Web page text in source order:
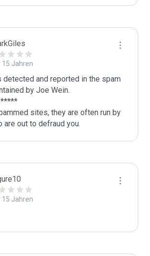
15 Jahren
detected and reported in the spam
by Joe Wein.
sites, they are often run by
are out to defraud you.
15 Jahren